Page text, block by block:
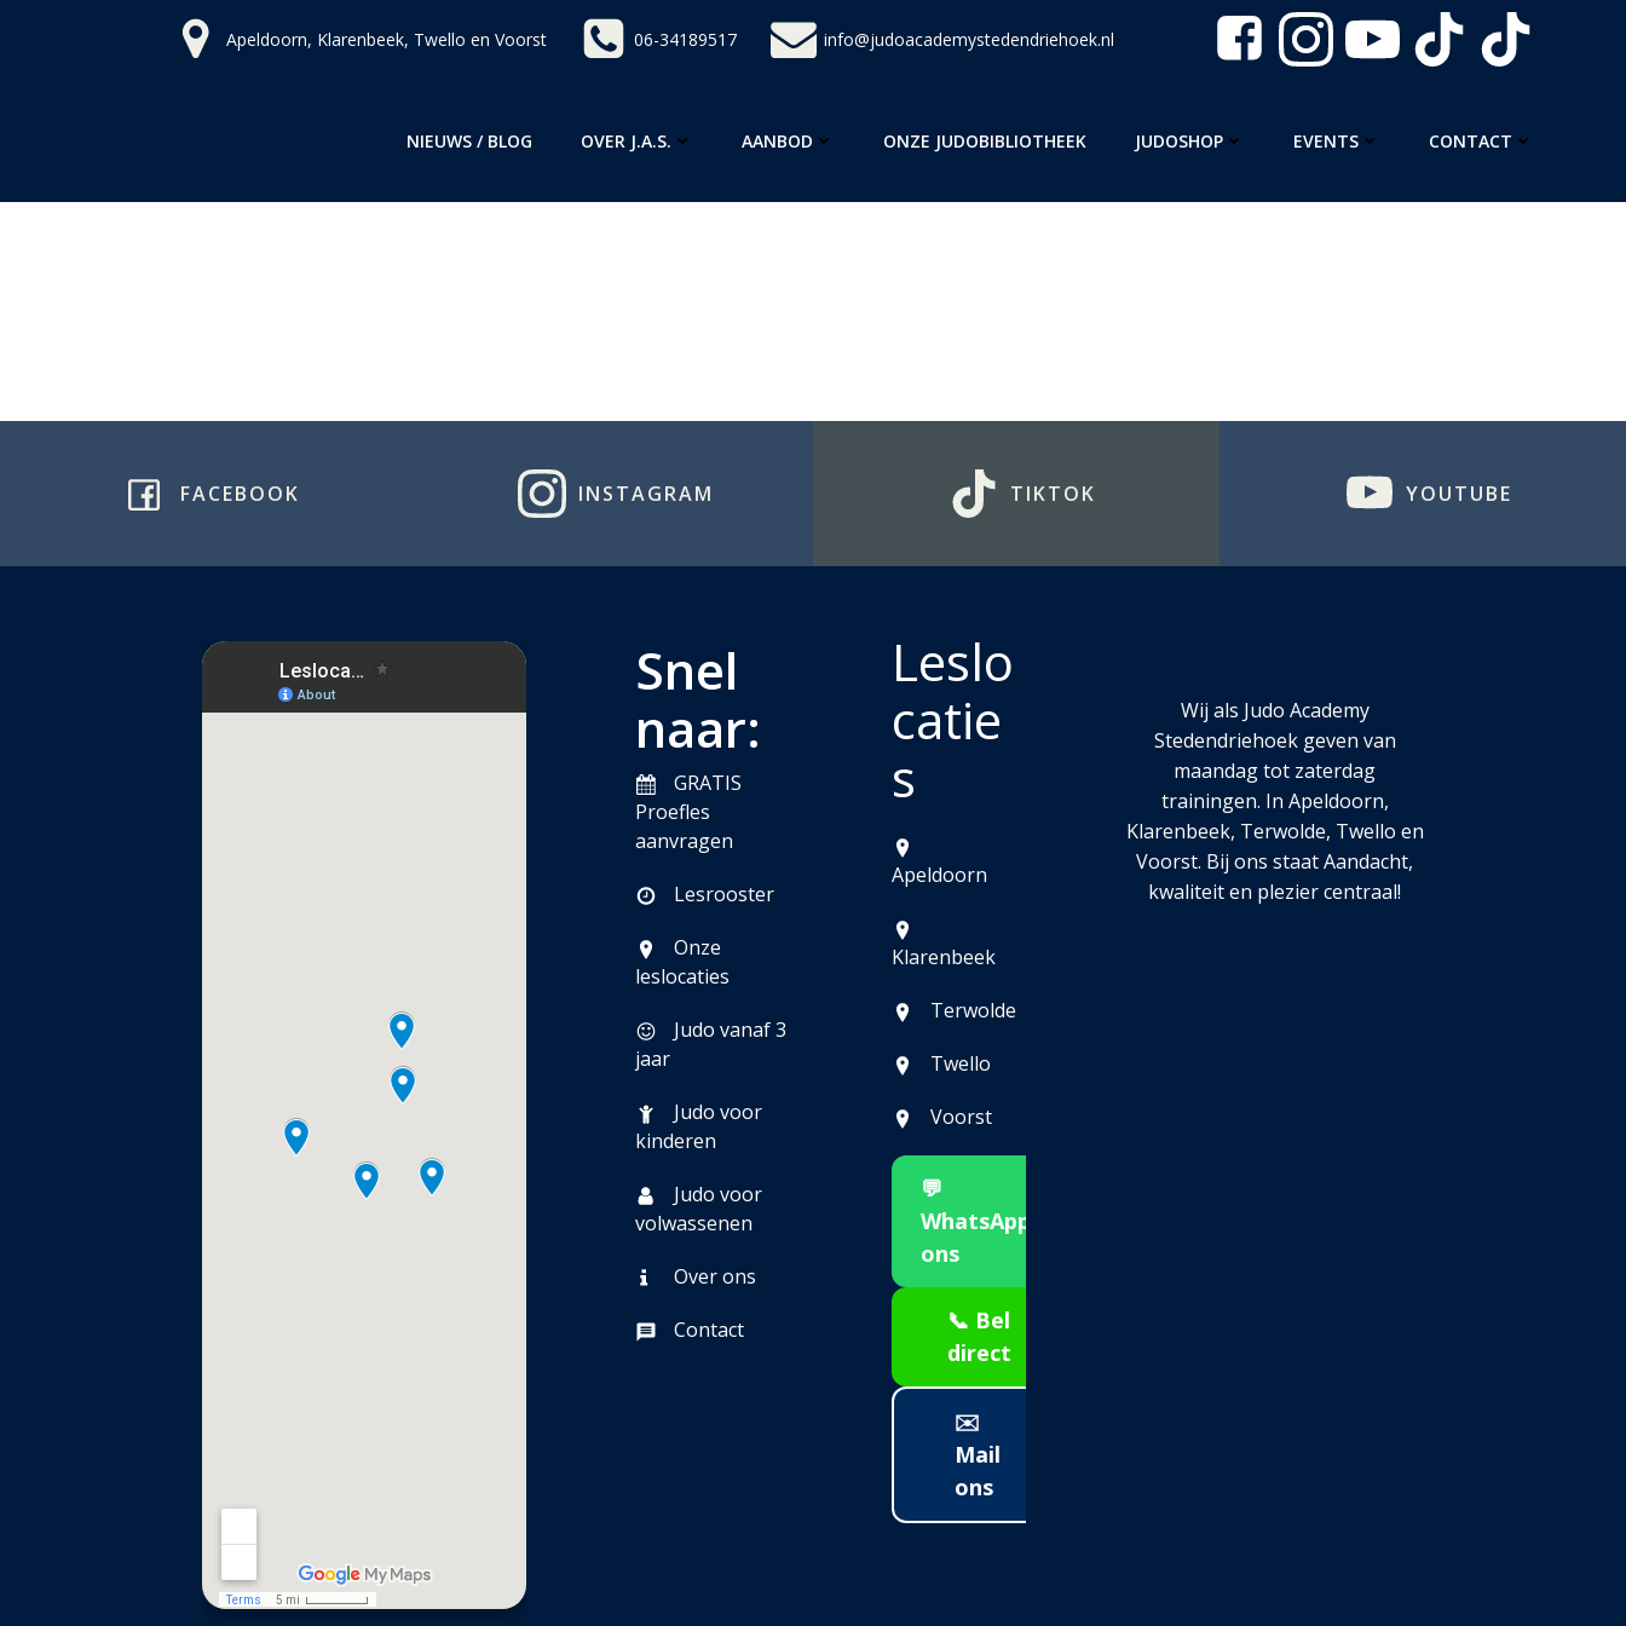
Apeldoorn, Klarenbeek, Twello en Voorst 06-34189517 info@judoacademystedendriehoek.nl
NIEUWS / BLOG OVER J.A.S. AANBOD ONZE JUDOBIBLIOTHEEK JUDOSHOP EVENTS CONTACT
FACEBOOK INSTAGRAM TIKTOK YOUTUBE
Snel
naar:
GRATIS
Proefles
aanvragen
Lesrooster
Onze
leslocaties
Judo vanaf 3
jaar
Judo voor
kinderen
Judo voor
volwassenen
Over ons
Contact
Leslo
catie
s
Apeldoorn
Klarenbeek
Terwolde
Twello
Voorst
💬
WhatsApp
ons
📞 Bel
direct
✉️
Mail
ons
Wij als Judo Academy
Stedendriehoek geven van
maandag tot zaterdag
trainingen. In Apeldoorn,
Klarenbeek, Terwolde, Twello en
Voorst. Bij ons staat Aandacht,
kwaliteit en plezier centraal!